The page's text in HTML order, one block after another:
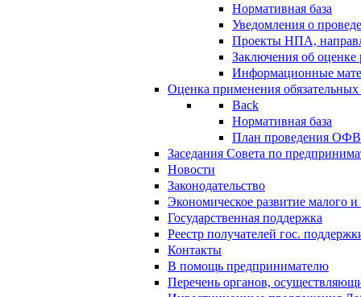
Нормативная база
Уведомления о
Проекты НПА,
Заключения об
Информационные
Оценка применения
Back
Нормативная база
План проведения
Заседания Совета по
Новости
Законодательство
Экономическое развитие малого и
Государственная поддержка
Реестр получателей гос.
Контакты
В помощь предпринимателю
Перечень органов,